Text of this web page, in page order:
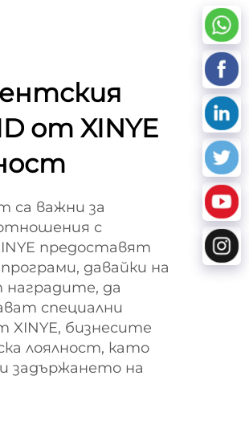
от XINYE
са важни за
с
предоставят
давайки на
да
специални
XINYE, бизнесите
лоялност, като
задържането на